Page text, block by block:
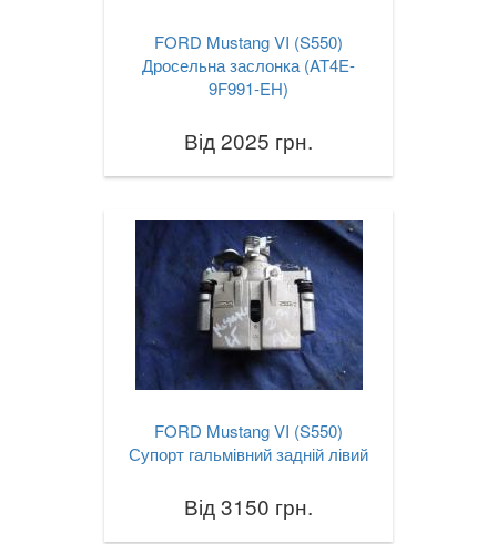
FORD Mustang VI (S550)
Дросельна заслонка (AT4E-
9F991-EH)
Від 2025 грн.
FORD Mustang VI (S550)
Супорт гальмівний задній лівий
Від 3150 грн.